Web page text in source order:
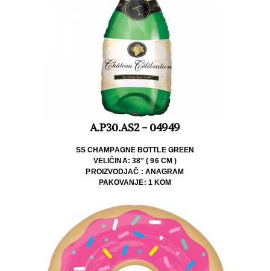
A.P30.AS2 - 04949
SS CHAMPAGNE BOTTLE GREEN
VELIČINA: 38″ ( 96 CM )
PROIZVODJAČ : ANAGRAM
PAKOVANJE: 1 KOM